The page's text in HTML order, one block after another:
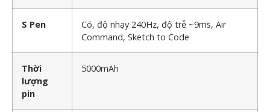
S Pen
Có, độ nhạy 240Hz, độ trễ ~9ms, Air
Command, Sketch to Code
Thời
lượng
pin
5000mAh